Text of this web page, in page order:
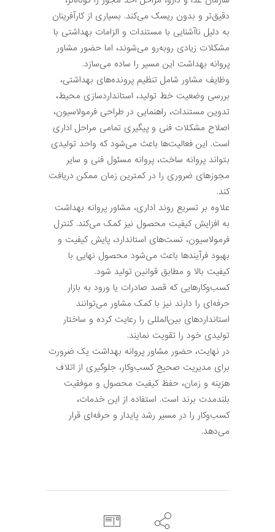
دقیق‌تر و بدون ریسک می‌کند. بسیاری از کارآفرینان
به دلیل ناآشنایی با مستندات و الزامات بهداشتی با
مشکلات زیادی روبه‌رو می‌شوند، اما حضور مشاور
پروانه بهداشت این مسیر را ساده می‌سازد.
وظایف مشاور شامل تنظیم پرونده‌های بهداشتی،
بررسی وضعیت خط تولید، استانداردسازی محیط،
تدوین مستندات، راهنمایی در طراحی فرمولاسیون،
اصلاح مشکلات فنی و پیگیری تمامی مراحل اداری
است. این فعالیت‌ها باعث می‌شود که واحد تولیدی
بتواند پروانه ساخت، پروانه مسئول فنی و سایر
مجوزهای ضروری را در کمترین زمان ممکن دریافت
کند.
علاوه بر تسریع روند اداری، مشاور پروانه بهداشت
به افزایش کیفیت محصول نیز کمک می‌کند. کنترل
فرمولاسیون، تست‌های استاندارد، پایش کیفیت و
بهبود فرآیندها باعث می‌شود محصول نهایی با
کیفیت بالا و مطابق قوانین تولید شود.
کسب‌وکارهایی که قصد صادرات یا ورود به بازار
حرفه‌ای را دارند نیز با کمک مشاور می‌توانند
استانداردهای بین‌المللی را رعایت کرده و ساختار
تولیدی خود را تقویت نمایند.
در نهایت، حضور مشاور پروانه بهداشت یک ضرورت
برای مدیریت صحیح کسب‌وکار، جلوگیری از اتلاف
هزینه و زمان، حفظ کیفیت محصول و موفقیت
بلندمدت برند است. استفاده از این خدمات،
کسب‌وکار را در مسیر رشد پایدار و حرفه‌ای قرار
می‌دهد.